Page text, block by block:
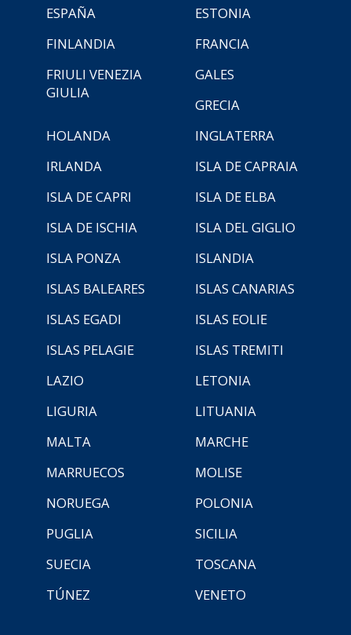
ESPAÑA
ESTONIA
FINLANDIA
FRANCIA
FRIULI VENEZIA
GIULIA
GALES
GRECIA
HOLANDA
INGLATERRA
IRLANDA
ISLA DE CAPRAIA
ISLA DE CAPRI
ISLA DE ELBA
ISLA DE ISCHIA
ISLA DEL GIGLIO
ISLA PONZA
ISLANDIA
ISLAS BALEARES
ISLAS CANARIAS
ISLAS EGADI
ISLAS EOLIE
ISLAS PELAGIE
ISLAS TREMITI
LAZIO
LETONIA
LIGURIA
LITUANIA
MALTA
MARCHE
MARRUECOS
MOLISE
NORUEGA
POLONIA
PUGLIA
SICILIA
SUECIA
TOSCANA
TÚNEZ
VENETO